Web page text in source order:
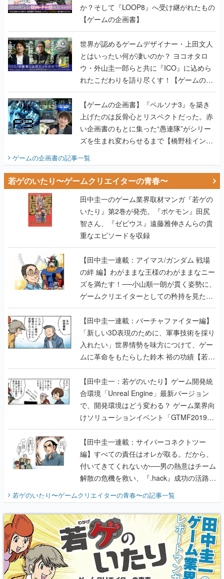
か？そして『LOOP8』へ受け継がれたもの
【ゲームの企画書】
世界が認めるゲームデザイナー・上田文人
とはいったい何が凄いのか？ ヨコオタロ
ウ・外山圭一郎らと共に『ICO』に込めら
れたこだわりを語り尽くす！【ゲームの企
画書】
【ゲームの企画書】『ペルソナ3』を築き
上げたのは反骨心とリスペクトだった。赤
い企画書のもとに集った“愚連隊”がシリー
ズを生まれ変わらせるまで【橋野桂インタ
ゲームの企画書の記事一覧
若ゲのいたり〜ゲームクリエイターの青春〜
田中圭一のゲーム業界取材マンガ『若ゲの
いたり』第2巻が発売。『ポケモン』田尻
智さん、『ゼビウス』遠藤雅伸さんらの貴
重なエピソードを収録
【田中圭一連載：アイマス/ガンダム 戦場
の絆 編】わがままな王様のわがままなニー
ズを満たす！──小山順一朗が貫く姿勢に、
ゲームクリエイターとしての矜持を見た
【若ゲのいたり最終回】
【田中圭一連載：バーチャファイター編】
「新しい3D表現のために、軍事技術を採り
入れたい」世界情勢を味方につけて、ゲー
ムに革命をもたらした鈴木 裕の功績【若ゲ
のいたり】
【田中圭一：若ゲのいたり】ゲーム開発統
合環境「Unreal Engine」最新バージョン
で、開発環境はどう変わる？ ゲーム業界向
けソリューションイベント「GTMF2019」
に行って、より理解を深めよう【PR】
【田中圭一連載：サイバーコネクトツー
編】すべての責任はオレが取る。だから、
付いてきてくれないか──男の熱意はチーム
解散の危機を救い、『.hack』成功の活路を
『少年ジャンプ』色だった【若ゲのいた
り】
若ゲのいたり〜ゲームクリエイターの青春〜の記事一覧